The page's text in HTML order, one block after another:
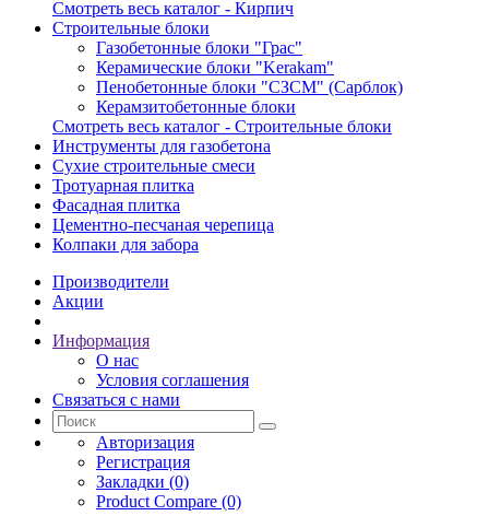
Смотреть весь каталог - Кирпич
Строительные блоки
Газобетонные блоки "Грас"
Керамические блоки "Kerakam"
Пенобетонные блоки "СЗСМ" (Сарблок)
Керамзитобетонные блоки
Смотреть весь каталог - Строительные блоки
Инструменты для газобетона
Сухие строительные смеси
Тротуарная плитка
Фасадная плитка
Цементно-песчаная черепица
Колпаки для забора
Производители
Акции
Информация
О нас
Условия соглашения
Связаться с нами
Авторизация
Регистрация
Закладки (0)
Product Compare (0)